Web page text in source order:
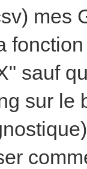
mes
sauf
sur le